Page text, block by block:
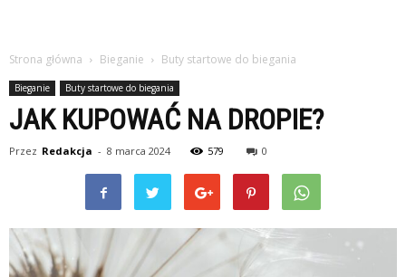
Strona główna Bieganie Buty startowe do biegania
Bieganie Buty startowe do biegania
JAK KUPOWAĆ NA DROPIE?
Przez Redakcja - 8 marca 2024 579 0